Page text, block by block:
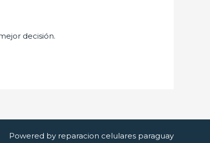
decisión.
Powered by reparacion celulares paraguay